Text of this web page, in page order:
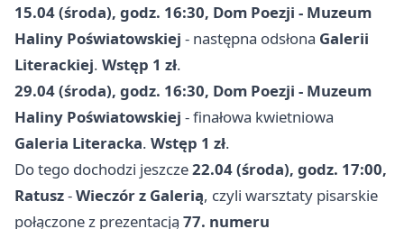
15.04 (środa), godz. 16:30, Dom Poezji - Muzeum
Haliny Poświatowskiej - następna odsłona Galerii
Literackiej. Wstęp 1 zł.
29.04 (środa), godz. 16:30, Dom Poezji - Muzeum
Haliny Poświatowskiej - finałowa kwietniowa
Galeria Literacka. Wstęp 1 zł.
Do tego dochodzi jeszcze22.04 (środa), godz. 17:00,
Ratusz-Wieczór z Galerią, czyli warsztaty pisarskie
połączone z prezentacją 77. numeru